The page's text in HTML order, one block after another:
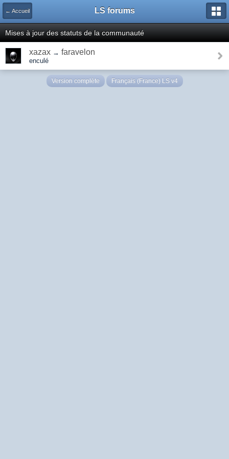
← Accueil LS forums
Mises à jour des statuts de la communauté
xazax → faravelon
enculé
Version complète Français (France) LS v4